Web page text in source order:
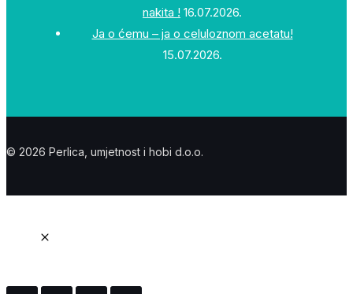
nakita ! 16.07.2026.
Ja o ćemu – ja o celuloznom acetatu!
15.07.2026.
© 2026 Perlica, umjetnost i hobi d.o.o.